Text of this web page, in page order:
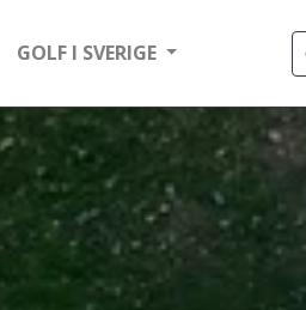
GOLF I SVERIGE